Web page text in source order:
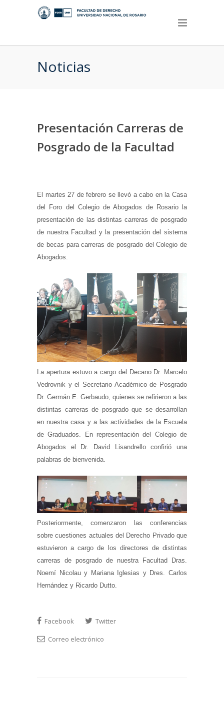
Noticias
Presentación Carreras de
Posgrado de la Facultad
El martes 27 de febrero se llevó a cabo en la Casa
del Foro del Colegio de Abogados de Rosario la
presentación de las distintas carreras de posgrado
de nuestra Facultad y la presentación del sistema
de becas para carreras de posgrado del Colegio de
Abogados.
La apertura estuvo a cargo del Decano Dr. Marcelo
Vedrovnik y el Secretario Académico de Posgrado
Dr. Germán E. Gerbaudo, quienes se refirieron a las
distintas carreras de posgrado que se desarrollan
en nuestra casa y a las actividades de la Escuela
de Graduados. En representación del Colegio de
Abogados el Dr. David Lisandrello confirió una
palabras de bienvenida.
Posteriormente, comenzaron las conferencias
sobre cuestiones actuales del Derecho Privado que
estuvieron a cargo de los directores de distintas
carreras de posgrado de nuestra Facultad Dras.
Noemí Nicolau y Mariana Iglesias y Dres. Carlos
Hernández y Ricardo Dutto.
Facebook
Twitter
Correo electrónico